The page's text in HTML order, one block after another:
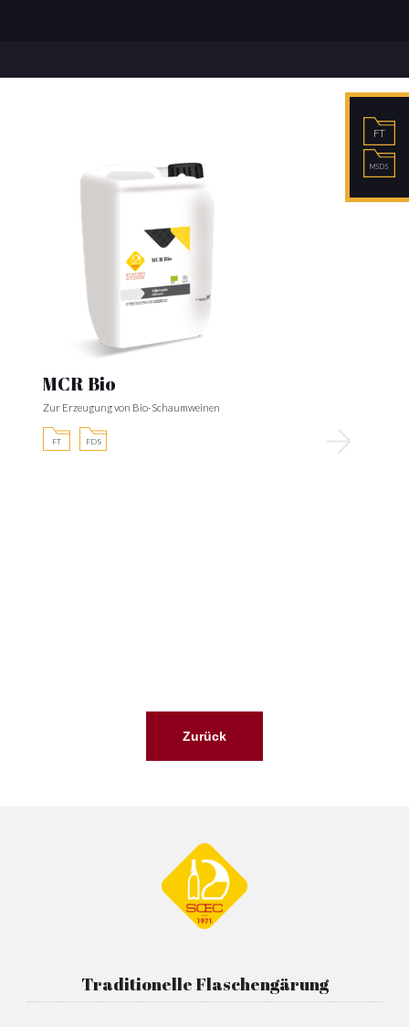
FT
MSDS
MCR Bio
Zur Erzeugung von Bio-Schaumweinen
FT FDS
Zurück
Traditionelle Flaschengärung